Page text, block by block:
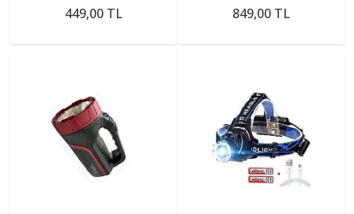
Magnetli Aplik
449,00 TL
Aparatlı Fener
849,00 TL